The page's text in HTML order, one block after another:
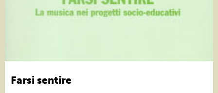
Farsi sentire